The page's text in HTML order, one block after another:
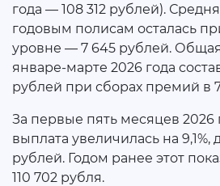
года — 108 312 рублей).
годовым полисам осталась
уровне — 7 645 рублей.
январе-марте 2026 года
рублей при сборах премий в
За первые пять месяцев 2026
выплата увеличилась на 9,1%,
рублей. Годом ранее этот
110 702 рубля.